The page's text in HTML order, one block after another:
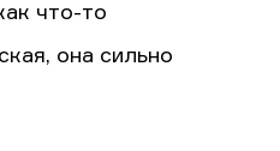
что-то
она сильно